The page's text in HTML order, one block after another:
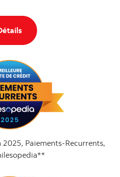
Pour en savoir plus sur la
Paiements-Recurrents,